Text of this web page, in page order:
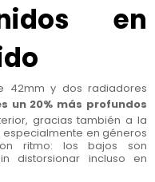
en
42mm y dos radiadores
un 20% más profundos
gracias también a la
especialmente en géneros
ritmo: los bajos son
distorsionar incluso en